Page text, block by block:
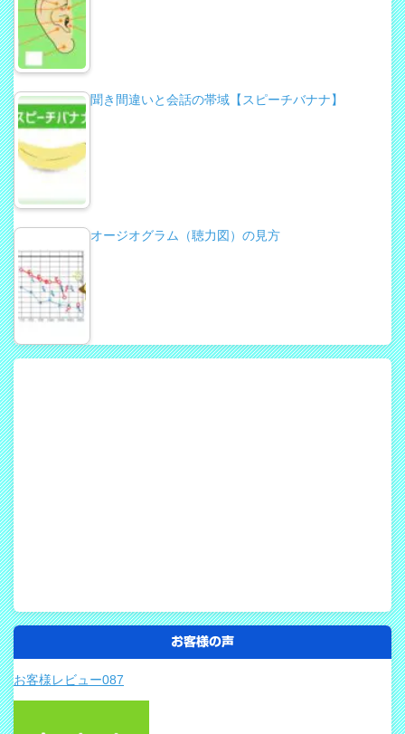
聞き間違いと会話の帯域【スピーチバナナ】
オージオグラム（聴力図）の見方
お客様の声
お客様レビュー087